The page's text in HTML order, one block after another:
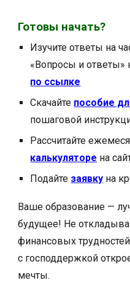
Готовы начать?
Изучите ответы на
«Вопросы и ответы»
по ссылке
Скачайте пособие
пошаговой
Рассчитайте
калькуляторе на
Подайте заявку на
Ваше образование —
будущее! Не
финансовых
с господдержкой
мечты.